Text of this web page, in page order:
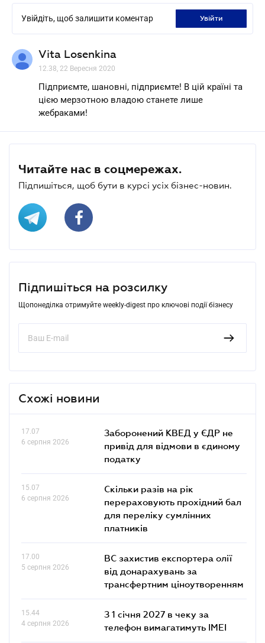
Увійдіть, щоб залишити коментар увійти
Vita Losenkina
12.38, 22 Вересня 2020
Підприємте, шановні, підприємте! В цій країні та
цією мерзотною владою станете лише
жебраками!
Читайте нас в соцмережах.
Підпишіться, щоб бути в курсі усіх бізнес-новин.
Підпишіться на розсилку
Щопонеділка отримуйте weekly-digest про ключові події бізнесу
Схожі новини
17.07
6 серпня 2026
Заборонений КВЕД у ЄДР не
привід для відмови в єдиному
податку
15.07
6 серпня 2026
Скільки разів на рік
перераховують прохідний бал
для переліку сумлінних
платників
17.00
5 серпня 2026
ВС захистив експортера олії
від донарахувань за
трансфертним ціноутворенням
15.44
4 серпня 2026
З 1 січня 2027 в чеку за
телефон вимагатимуть IMEI